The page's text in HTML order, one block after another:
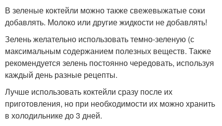
В зеленые коктейли можно также свежевыжатые соки
добавлять. Молоко или другие жидкости не добавлять!
Зелень желательно использовать темно-зеленую (с
максимальным содержанием полезных веществ. Также
рекомендуется зелень постоянно чередовать, используя
каждый день разные рецепты.
Лучше использовать коктейли сразу после их
приготовления, но при необходимости их можно хранить
в холодильнике до 3 дней.